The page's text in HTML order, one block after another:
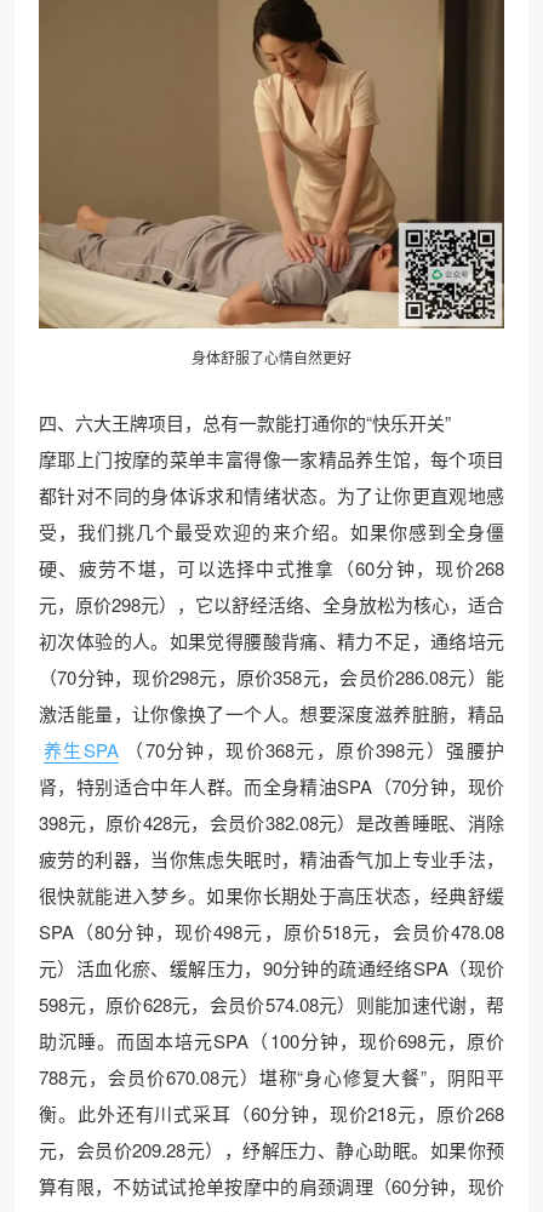
身体舒服了心情自然更好
四、六大王牌项目，总有一款能打通你的“快乐开关”
摩耶上门按摩的菜单丰富得像一家精品养生馆，每个项目
都针对不同的身体诉求和情绪状态。为了让你更直观地感
受，我们挑几个最受欢迎的来介绍。如果你感到全身僵
硬、疲劳不堪，可以选择中式推拿（60分钟，现价268
元，原价298元），它以舒经活络、全身放松为核心，适合
初次体验的人。如果觉得腰酸背痛、精力不足，通络培元
（70分钟，现价298元，原价358元，会员价286.08元）能
激活能量，让你像换了一个人。想要深度滋养脏腑，精品
养生SPA
（70分钟，现价368元，原价398元）强腰护
肾，特别适合中年人群。而全身精油SPA（70分钟，现价
398元，原价428元，会员价382.08元）是改善睡眠、消除
疲劳的利器，当你焦虑失眠时，精油香气加上专业手法，
很快就能进入梦乡。如果你长期处于高压状态，经典舒缓
SPA（80分钟，现价498元，原价518元，会员价478.08
元）活血化瘀、缓解压力，90分钟的疏通经络SPA（现价
598元，原价628元，会员价574.08元）则能加速代谢，帮
助沉睡。而固本培元SPA（100分钟，现价698元，原价
788元，会员价670.08元）堪称“身心修复大餐”，阴阳平
衡。此外还有川式采耳（60分钟，现价218元，原价268
元，会员价209.28元），纾解压力、静心助眠。如果你预
算有限，不妨试试抢单按摩中的肩颈调理（60分钟，现价